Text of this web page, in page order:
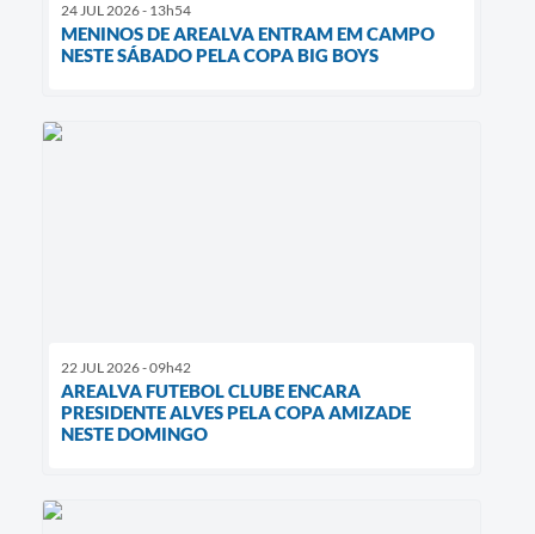
24 JUL 2026 - 13h54
MENINOS DE AREALVA ENTRAM EM CAMPO
NESTE SÁBADO PELA COPA BIG BOYS
22 JUL 2026 - 09h42
AREALVA FUTEBOL CLUBE ENCARA
PRESIDENTE ALVES PELA COPA AMIZADE
NESTE DOMINGO